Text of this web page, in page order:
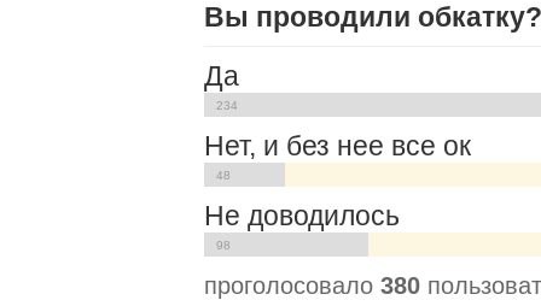
Вы проводили обкатку?
Да
234
Нет, и без нее все ок
48
Не доводилось
98
проголосовало 380